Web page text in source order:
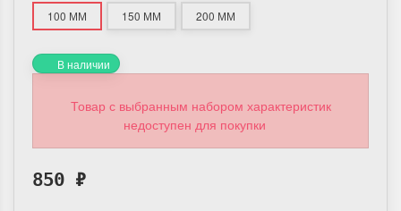
100 ММ 150 ММ 200 ММ
В наличии
Товар с выбранным набором характеристик
недоступен для покупки
850 ₽